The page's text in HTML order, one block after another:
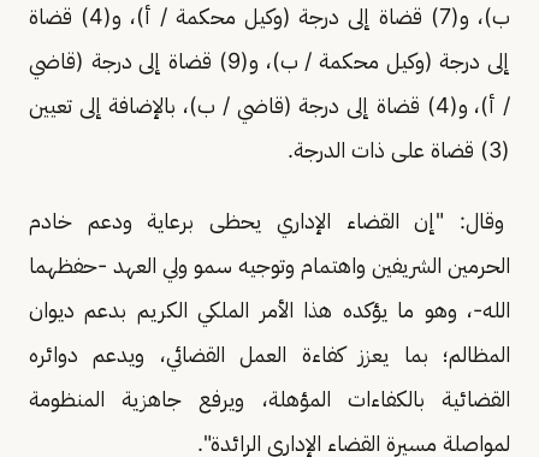
ب)، و(7) قضاة إلى درجة (وكيل محكمة / أ)، و(4) قضاة
إلى درجة (وكيل محكمة / ب)، و(9) قضاة إلى درجة (قاضي
/ أ)، و(4) قضاة إلى درجة (قاضي / ب)، بالإضافة إلى تعيين
(3) قضاة على ذات الدرجة.
وقال: "إن القضاء الإداري يحظى برعاية ودعم خادم
الحرمين الشريفين واهتمام وتوجيه سمو ولي العهد -حفظهما
الله-، وهو ما يؤكده هذا الأمر الملكي الكريم بدعم ديوان
المظالم؛ بما يعزز كفاءة العمل القضائي، ويدعم دوائره
القضائية بالكفاءات المؤهلة، ويرفع جاهزية المنظومة
لمواصلة مسيرة القضاء الإداري الرائدة".